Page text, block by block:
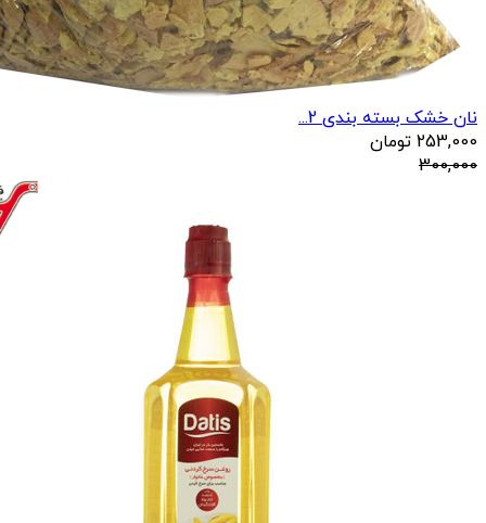
نان خشک بسته بندی 2...
253,000 تومان
300,000